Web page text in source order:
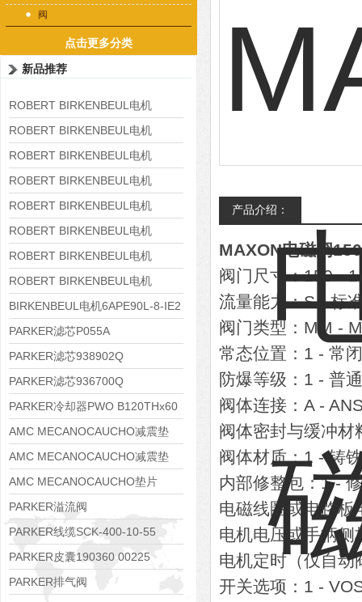
阀
点击更多分类
新品推荐
ROBERT BIRKENBEUL电机
8APE225M-4-IE3
ROBERT BIRKENBEUL电机
8APE180L-4 IE3
ROBERT BIRKENBEUL电机
8APE160M-6 IE3
ROBERT BIRKENBEUL电机
8APE160L-4-IE3
ROBERT BIRKENBEUL电机
8APE112M-6K-IE3
ROBERT BIRKENBEUL电机
8APE100L-2 IE3
ROBERT BIRKENBEUL电机
8APE90S-4 IE3
ROBERT BIRKENBEUL电机
8APE80M-2K-IE3
BIRKENBEUL电机6APE90L-8-IE2
PARKER滤芯P055A
PARKER滤芯938902Q
PARKER滤芯936700Q
PARKER冷却器PWO B120THx60
AMC MECANOCAUCHO减震垫
138552
AMC MECANOCAUCHO减震垫
138551
AMC MECANOCAUCHO垫片
608074
PARKER溢流阀
RE06M35W2N1KWXG087
PARKER线缆SCK-400-10-55
PARKER皮囊190360 00225
PARKER排气阀
产品介绍：
MAXON电磁阀
阀门尺寸：150 -
流量能力：S - 标
阀门类型：MM -
常态位置：1 - 常
防爆等级：1 - 普
阀体连接：A -
阀体密封与缓冲材
阀体材质：1 - 铸铁
内部修整包：1 -
电磁线圈或电路板
电机电压或手柄侧
电机定时（仅自动
开关选项：1 -